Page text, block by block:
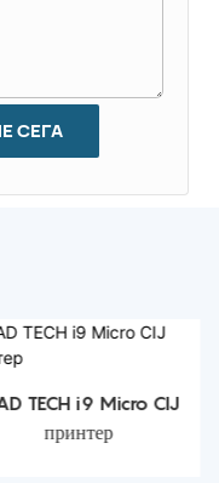
СЕГА
TECH i9 Micro CIJ
принтер